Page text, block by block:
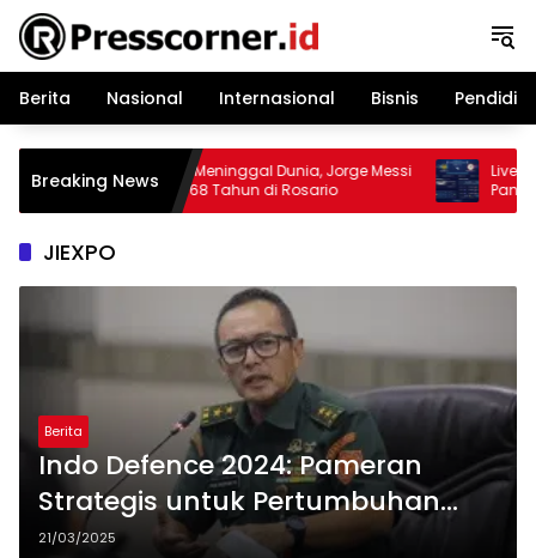
Langsung
konten
Berita
Nasional Internasional Bisnis
Breaking News
Ayah Messi Meninggal Dunia, Jorge Messi
Tutup Usia 68 Tahun di Rosario
Live
Pantau
Cup 2026
JIEXPO
Berita
Indo Defence 2024: Pameran
Strategis untuk Pertumbuhan
Ekonomi Pertahanan Global
21/03/2025